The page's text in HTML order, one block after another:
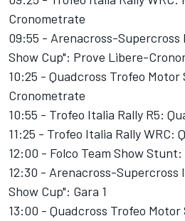
Cronometrate
09:55 - Arenacross-
Show Cup": Prove Libere-
10:25 - Quadcross Trofeo
Cronometrate
10:55 - Trofeo Italia Rally R5:
11:25 - Trofeo Italia Rally WRC:
12:00 - Folco Team Show
12:30 - Arenacross-Supercross
Show Cup": Gara 1
13:00 - Quadcross Trofeo Motor